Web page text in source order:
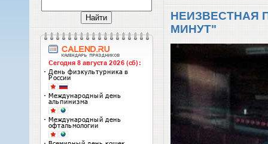
НЕИЗВЕСТНАЯ
МИНУТ"